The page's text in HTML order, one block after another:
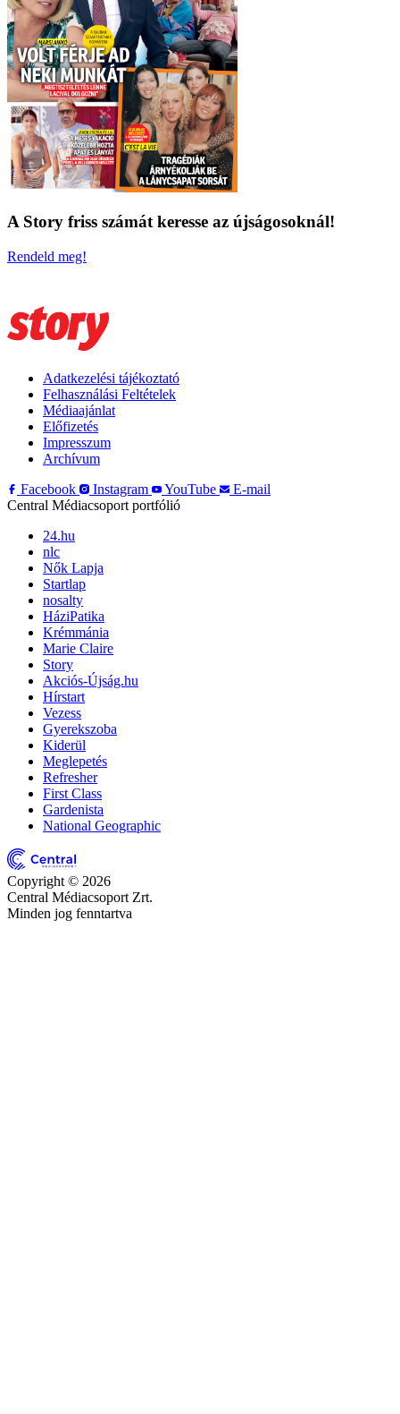
A Story friss számát keresse az újságosoknál!
Rendeld meg!
Adatkezelési tájékoztató
Felhasználási Feltételek
Médiaajánlat
Előfizetés
Impresszum
Archívum
Facebook
Instagram YouTube
E-mail
Central Médiacsoport portfólió
24.hu
nlc
Nők Lapja
Startlap
nosalty
HáziPatika
Krémmánia
Marie Claire
Story
Akciós-Újság.hu
Hírstart
Vezess
Gyerekszoba
Kiderül
Meglepetés
Refresher
First Class
Gardenista
National Geographic
Copyright © 2026
Central Médiacsoport Zrt.
Minden jog fenntartva